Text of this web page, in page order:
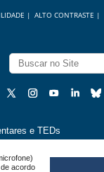
ALTO CONTRASTE |
|
e TEDs
acordo